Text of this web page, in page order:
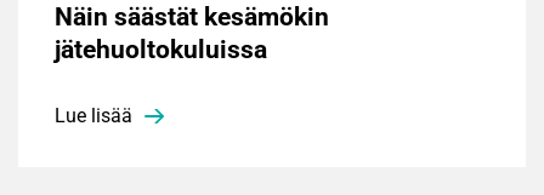
Näin säästät kesämökin
jätehuoltokuluissa
Lue lisää